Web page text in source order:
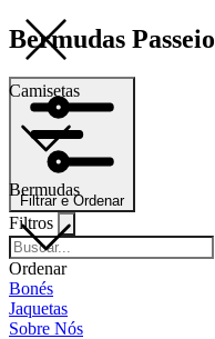
Camisetas
Bermudas
Bonés
Jaquetas
Sobre Nós
Bermudas Passeio
Filtrar e Ordenar
Filtros
Ordenar